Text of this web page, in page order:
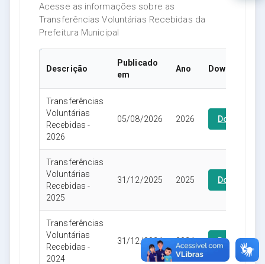
Acesse as informações sobre as
Transferências Voluntárias Recebidas da
Prefeitura Municipal
Descrição
Publicado
em
Ano Download
Transferências
Voluntárias
Recebidas -
2026
05/08/2026 2026 Download
Transferências
Voluntárias
Recebidas -
2025
31/12/2025 2025 Download
Transferências
Voluntárias
Recebidas -
2024
31/12/2024 2024 Download